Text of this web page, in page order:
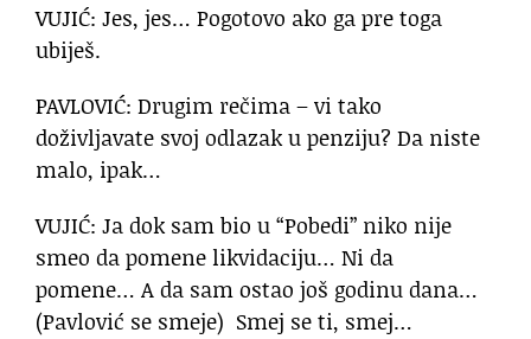
VUJIĆ: Jes, jes… Pogotovo ako ga pre toga
ubiješ.
PAVLOVIĆ: Drugim rečima – vi tako
doživljavate svoj odlazak u penziju? Da niste
malo, ipak…
VUJIĆ: Ja dok sam bio u “Pobedi” niko nije
smeo da pomene likvidaciju… Ni da
pomene… A da sam ostao još godinu dana…
(Pavlović se smeje) Smej se ti, smej…